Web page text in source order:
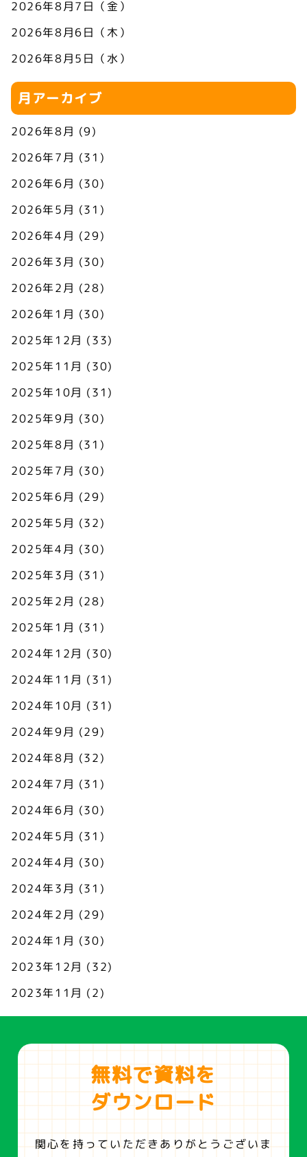
2026年8月7日（金）
2026年8月6日（木）
2026年8月5日（水）
月アーカイブ
2026年8月 (9)
2026年7月 (31)
2026年6月 (30)
2026年5月 (31)
2026年4月 (29)
2026年3月 (30)
2026年2月 (28)
2026年1月 (30)
2025年12月 (33)
2025年11月 (30)
2025年10月 (31)
2025年9月 (30)
2025年8月 (31)
2025年7月 (30)
2025年6月 (29)
2025年5月 (32)
2025年4月 (30)
2025年3月 (31)
2025年2月 (28)
2025年1月 (31)
2024年12月 (30)
2024年11月 (31)
2024年10月 (31)
2024年9月 (29)
2024年8月 (32)
2024年7月 (31)
2024年6月 (30)
2024年5月 (31)
2024年4月 (30)
2024年3月 (31)
2024年2月 (29)
2024年1月 (30)
2023年12月 (32)
2023年11月 (2)
無料で資料を
ダウンロード
関心を持っていただきありがとうございま